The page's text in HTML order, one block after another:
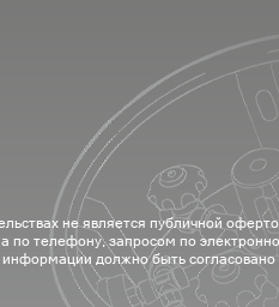
не является публичной
телефону, запросом по
должно быть